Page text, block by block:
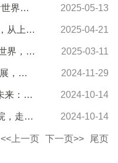
西班牙ESIC商学院｜MBA学生看世界，从上外MBA到西班牙一流商学院，跨越大西洋的成长之旅 2025-05-13
纽约城市大学｜MBA学生看世界，从上外MBA到纽约一流商学院 2025-04-21
德国莱比锡商学院｜MBA学生看世界，从上外MBA到德国顶尖商学院 2025-03-11
西班牙ESIC商学院｜紧跟时代发展，走进ESIC商学院创新数字营销课程 2024-11-29
加拿大麦克马斯特大学｜AI赋能未来：拓展国际视野，提升商战能力与创新灵感 2024-10-14
美国杜兰大学｜走进弗里曼商学院，走进不一样的国际金融 2024-10-14
<<上一页 下一页>> 尾页